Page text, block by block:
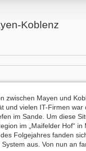
Koblenz
zwischen Mayen und
und vielen IT-Firmen
im Sande. Um diese
im „Maifelder Hof“
Folgejahres fanden
aus. Von nun an